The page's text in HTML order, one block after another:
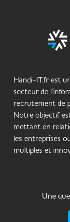
Handi-IT.fr est
secteur de
recrutement de
Notre objectif
mettant en
les entreprises
multiples et
Une